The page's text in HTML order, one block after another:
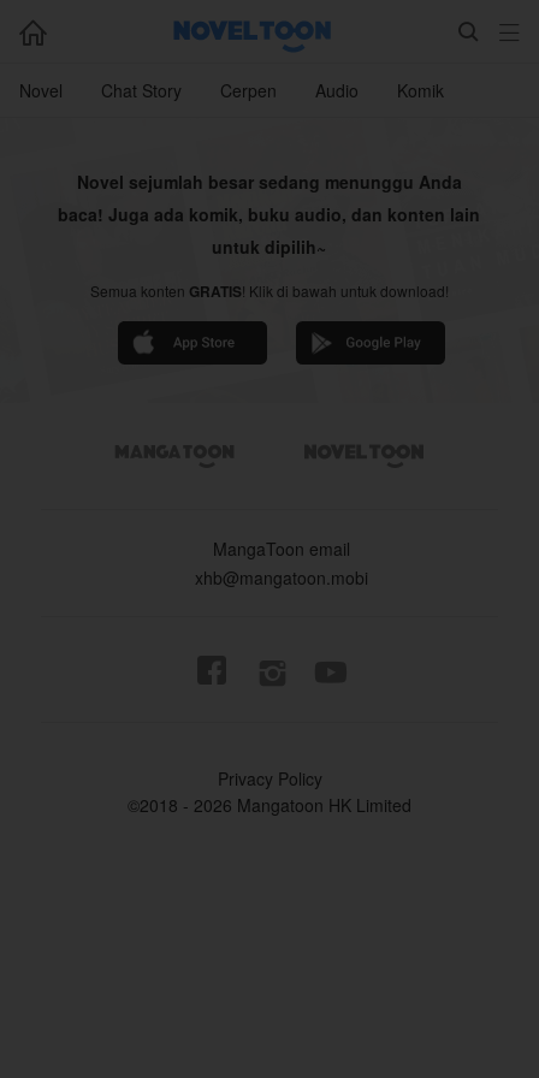
  
Novel Chat Story Cerpen Audio Komik
Novel sejumlah besar sedang menunggu Anda
baca! Juga ada komik, buku audio, dan konten lain
untuk dipilih~
Semua konten GRATIS! Klik di bawah untuk download!
MangaToon email
xhb@mangatoon.mobi
Privacy Policy
©2018 - 2026 Mangatoon HK Limited